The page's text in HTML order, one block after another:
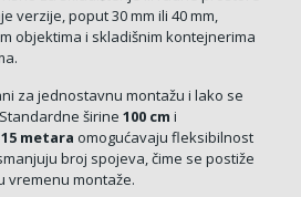
verzije, poput 30 mm ili 40 mm,
objektima i skladišnim kontejnerima
za jednostavnu montažu i lako se
širine 100 cm i
15 metara omogućavaju fleksibilnost
broj spojeva, čime se postiže
vremenu montaže.